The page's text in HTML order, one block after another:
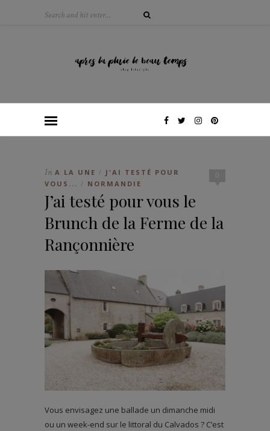
0
In A LA UNE /
J'AI TESTÉ POUR
VOUS... / NORMANDIE
J’ai testé pour vous le
Brunch de la Ferme de la
Rançonnière
Vous envisagez une ballade un dimanche midi
ou un week-end sur le littoral du Calvados ? C’est